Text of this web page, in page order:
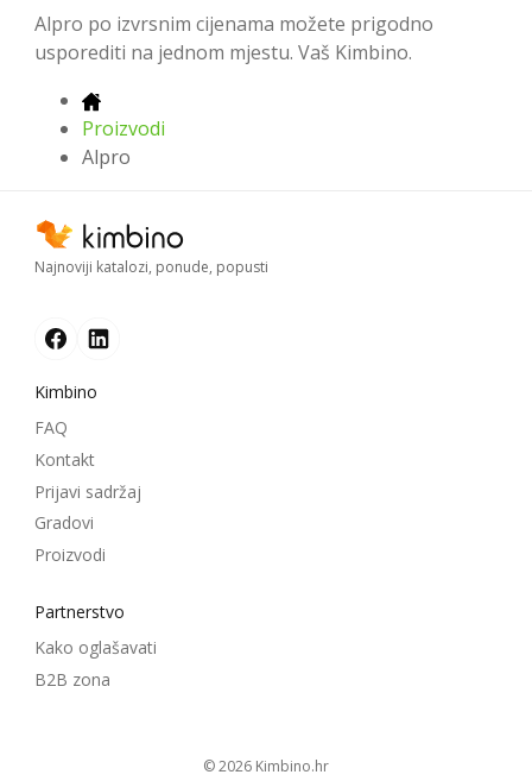
Alpro po izvrsnim cijenama možete prigodno
usporediti na jednom mjestu. Vaš Kimbino.
Proizvodi
Alpro
Najnoviji katalozi, ponude, popusti
Kimbino
FAQ
Kontakt
Prijavi sadržaj
Gradovi
Proizvodi
Partnerstvo
Kako oglašavati
B2B zona
© 2026 kimbino.hr